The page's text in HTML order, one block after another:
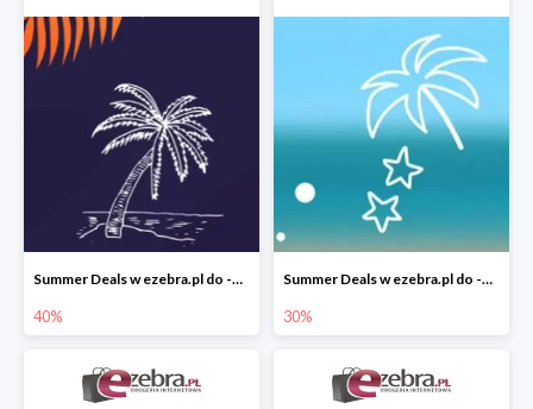
Summer Deals w ezebra.pl do -40%
40%
Summer Deals w ezebra.pl do -30%
30%